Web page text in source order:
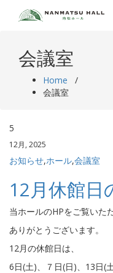
会議室
Home /
会議室
5
12月, 2025
お知らせ,ホール,会議室
12月休館日
当ホールのHPをご覧いただ
ありがとうございます。
12月の休館日は、
6日(土)、７日(日)、13日(